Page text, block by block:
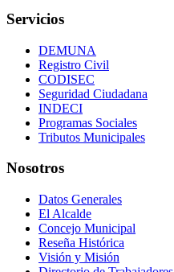
Servicios
DEMUNA
Registro Civil
CODISEC
Seguridad Ciudadana
INDECI
Programas Sociales
Tributos Municipales
Nosotros
Datos Generales
El Alcalde
Concejo Municipal
Reseña Histórica
Visión y Misión